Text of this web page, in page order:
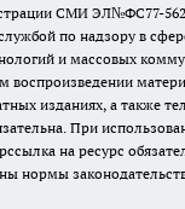
СМИ ЭЛ№ФС77-
по надзору в
и массовых
воспроизведении
изданиях, а также
При
на ресурс
нормы